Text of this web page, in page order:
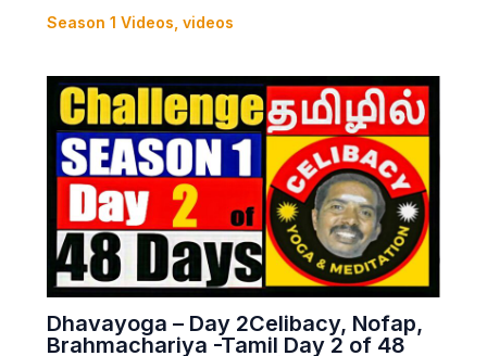
Season 1 Videos videos
Dhavayoga – Day 2Celibacy, Nofap,
Brahmachariya -Tamil Day 2 of 48